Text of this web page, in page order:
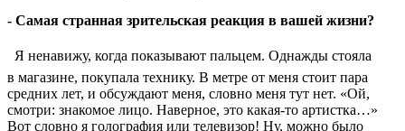
- Самая странная зрительская реакция в вашей жизни?
 Я ненавижу, когда показывают пальцем. Однажды стояла
в магазине, покупала технику. В метре от меня стоит пара
средних лет, и обсуждают меня, словно меня тут нет. «Ой,
смотри: знакомое лицо. Наверное, это какая-то артистка…»
Вот словно я голография или телевизор! Ну, можно было